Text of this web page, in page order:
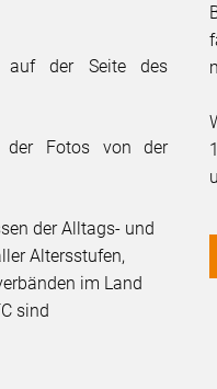
auf der Seite des
Fotos von der
der Alltags- und
Altersstufen,
im Land
sind